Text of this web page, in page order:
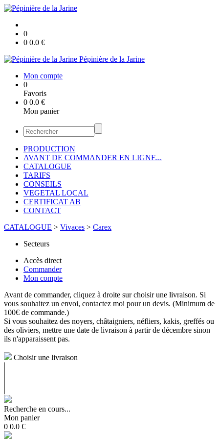
0
0 0.0 €
Pépinière de la Jarine
Mon compte
0
Favoris
0 0.0 €
Mon panier
PRODUCTION
AVANT DE COMMANDER EN LIGNE...
CATALOGUE
TARIFS
CONSEILS
VEGETAL LOCAL
CERTIFICAT AB
CONTACT
CATALOGUE > Vivaces > Carex
Secteurs
Accès direct
Commander
Mon compte
Avant de commander, cliquez à droite sur choisir une livraison. Si
vous souhaitez un envoi, contactez moi pour un devis. (Minimum de
100€ de commande.)
Si vous souhaitez des noyers, châtaigniers, néfliers, kakis, greffés ou
des oliviers, mettre une date de livraison à partir de décembre sinon
ils n'apparaissent pas.
Choisir une livraison
Recherche en cours...
Mon panier
0 0.0 €